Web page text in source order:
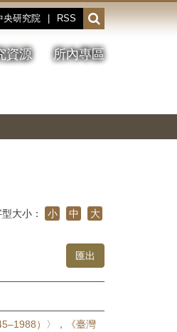
央研究院 RSS
開
啟
或
收
資源 所內專區
停、
圖
圖
結
大小： 小 中 大
）〉，《臺灣